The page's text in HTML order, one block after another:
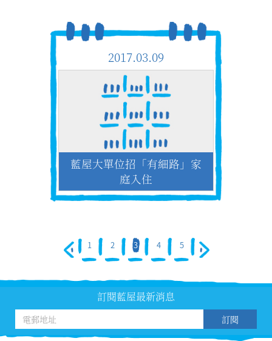
2017.03.09
藍屋大單位招「有細路」家
庭入住
1 2 3 4 5
訂閱藍屋最新消息
訂閱